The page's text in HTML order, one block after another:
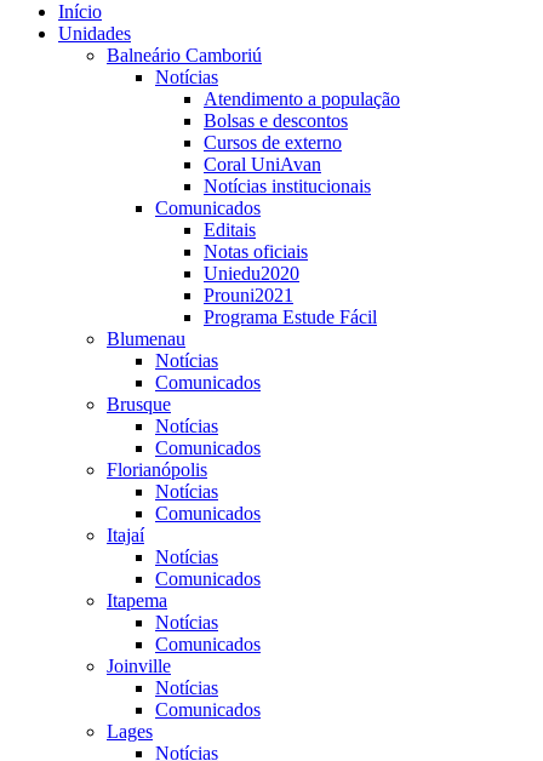
Início
Unidades
Balneário Camboriú
Notícias
Atendimento a população
Bolsas e descontos
Cursos de externo
Coral UniAvan
Notícias institucionais
Comunicados
Editais
Notas oficiais
Uniedu2020
Prouni2021
Programa Estude Fácil
Blumenau
Notícias
Comunicados
Brusque
Notícias
Comunicados
Florianópolis
Notícias
Comunicados
Itajaí
Notícias
Comunicados
Itapema
Notícias
Comunicados
Joinville
Notícias
Comunicados
Lages
Notícias